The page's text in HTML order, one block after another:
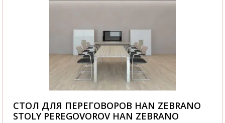
СТОЛ ДЛЯ ПЕРЕГОВОРОВ HAN ZEBRANO
STOLY PEREGOVOROV HAN ZEBRANO